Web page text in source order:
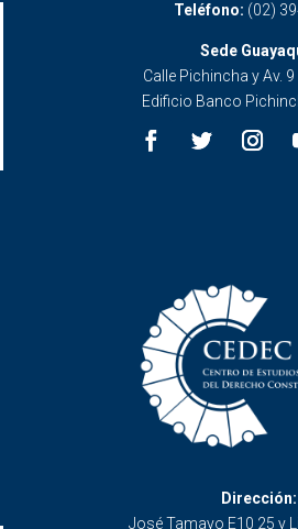
Teléfono: (02)
Sede
Calle Pichincha y Av.
Edificio Banco
Dirección:
José Tamayo E10 25 y